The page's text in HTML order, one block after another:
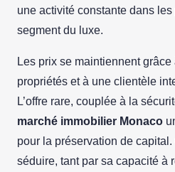
une activité constante dans
segment du luxe.
Les prix se maintiennent
propriétés et à une clientèle
L’offre rare, couplée à la
marché immobilier Monaco
pour la préservation de
séduire, tant par sa capacité à